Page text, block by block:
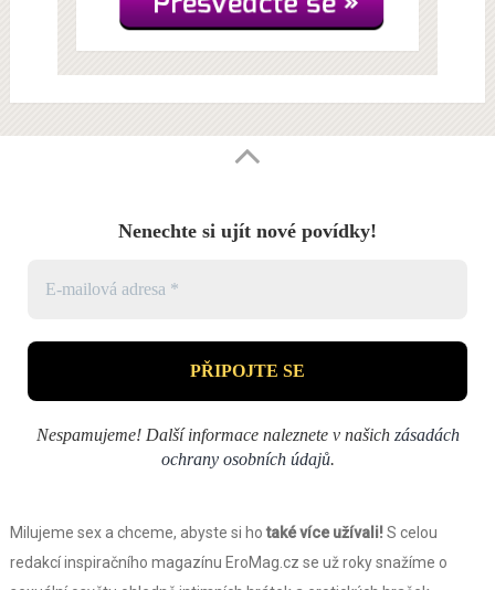
Nenechte si ujít nové povídky!
Nespamujeme! Další informace naleznete v našich zásadách
ochrany osobních údajů.
Milujeme sex a chceme, abyste si hotaké více užívali!S celou
redakcí inspiračního magazínu EroMag.cz se už roky snažíme o